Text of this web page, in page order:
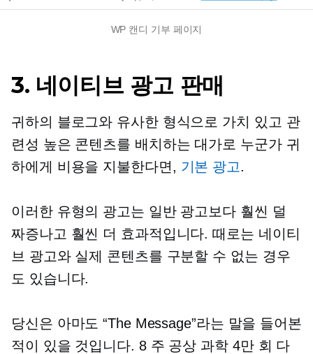
WP 캔디 기부 페이지
3. 네이티브 광고 판매
귀하의 블로그와 유사한 형식으로 가치 있고 관
련성 높은 콘텐츠를 배치하는 대가로 누군가 귀
하에게 비용을 지불한다면, 기본 광고.
이러한 유형의 광고는 일반 광고보다 훨씬 덜
짜증나고 훨씬 더 효과적입니다. 때로는 네이티
브 광고와 실제 콘텐츠를 구분할 수 없는 경우
도 있습니다.
당신은 아마도 “The Message”라는 말을 들어본
적이 있을 것입니다. 8 주 공상 과학4만 회 다